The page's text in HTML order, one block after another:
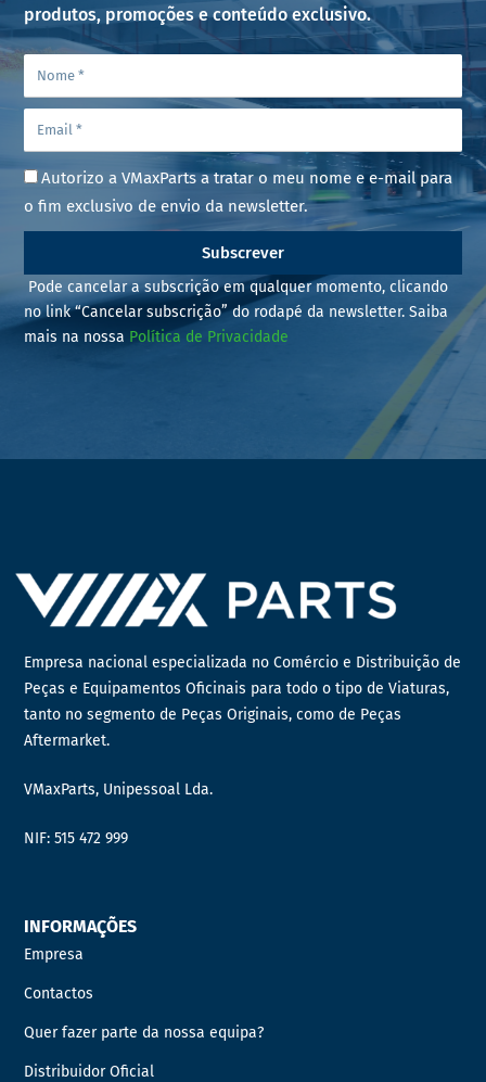
produtos, promoções e conteúdo exclusivo.
Autorizo a VMaxParts a tratar o meu nome e e-mail para
o fim exclusivo de envio da newsletter.
Subscrever
Pode cancelar a subscrição em qualquer momento, clicando
no link “Cancelar subscrição” do rodapé da newsletter. Saiba
mais na nossa Política de Privacidade
Empresa nacional especializada no Comércio e Distribuição de
Peças e Equipamentos Oficinais para todo o tipo de Viaturas,
tanto no segmento de Peças Originais, como de Peças
Aftermarket.
VMaxParts, Unipessoal Lda.
NIF: 515 472 999
INFORMAÇÕES
Empresa
Contactos
Quer fazer parte da nossa equipa?
Distribuidor Oficial